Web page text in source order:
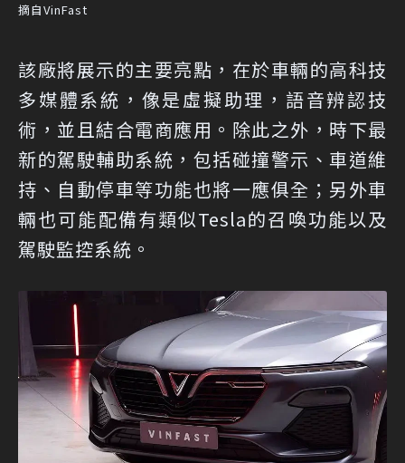
摘自VinFast
該廠將展示的主要亮點，在於車輛的高科技
多媒體系統，像是虛擬助理，語音辨認技
術，並且結合電商應用。除此之外，時下最
新的駕駛輔助系統，包括碰撞警示、車道維
持、自動停車等功能也將一應俱全；另外車
輛也可能配備有類似Tesla的召喚功能以及
駕駛監控系統。